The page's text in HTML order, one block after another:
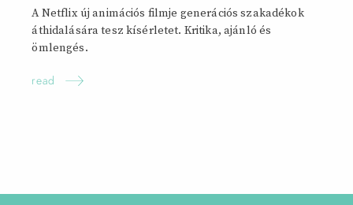
A Netflix új animációs filmje generációs szakadékok
áthidalására tesz kísérletet. Kritika, ajánló és
ömlengés.
read